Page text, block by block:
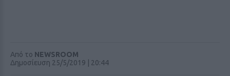
Από το NEWSROOM
Δημοσίευση 25/5/2019 | 20:44